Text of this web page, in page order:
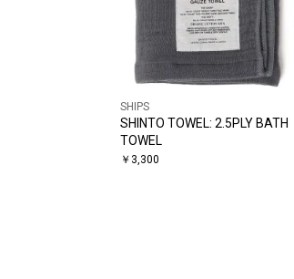
SHIPS
SHINTO TOWEL: 2.5PLY BATH
TOWEL
￥ 3,300